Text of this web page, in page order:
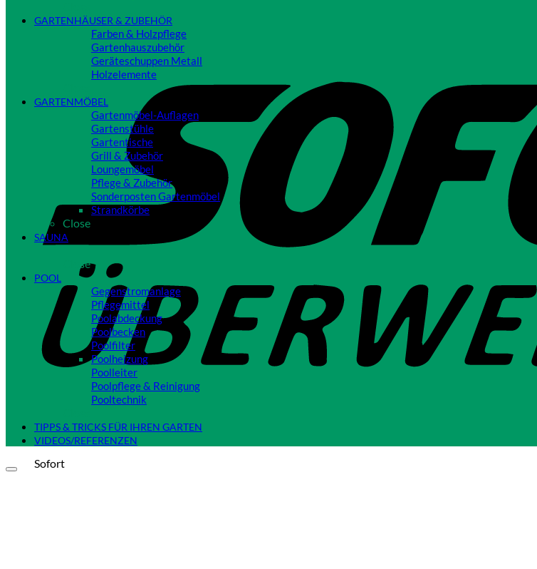
Sofort
GARTENHÄUSER & ZUBEHÖR
Farben & Holzpflege
Gartenhauszubehör
Geräteschuppen Metall
Holzelemente
GARTENMÖBEL
Gartenmöbel-Auflagen
Gartenstühle
Gartentische
Grill & Zubehör
Loungemöbel
Pflege & Zubehör
Sonderposten Gartenmöbel
Strandkörbe
Close
SAUNA
Close
POOL
Gegenstromanlage
Pflegemittel
Poolabdeckung
Poolbecken
Poolfilter
Poolheizung
Poolleiter
Poolpflege & Reinigung
Pooltechnik
TIPPS & TRICKS FÜR IHREN GARTEN
VIDEOS/REFERENZEN